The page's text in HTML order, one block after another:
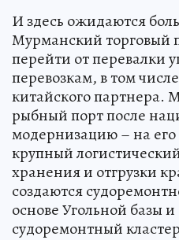
И здесь ожидаются
Мурманский торговый
перейти от перевалки
перевозкам, в том
китайского партнера.
рыбный порт после
модернизацию – на его
крупный
хранения и отгрузки
создаются
основе Угольной базы
судоремонтный